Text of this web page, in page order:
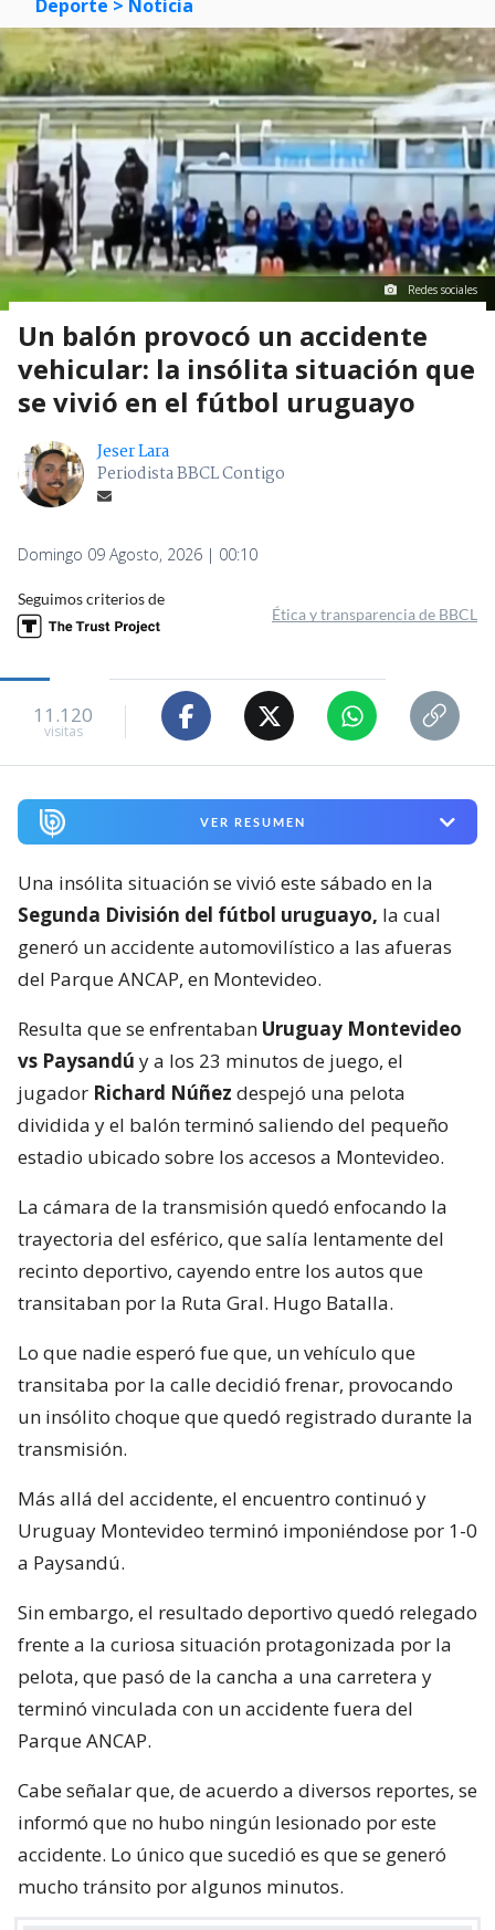
Deporte > Noticia
Redes sociales
Un balón provocó un accidente
vehicular: la insólita situación que
se vivió en el fútbol uruguayo
Jeser Lara
Periodista BBCL Contigo
Domingo 09 Agosto, 2026 | 00:10
Seguimos criterios de
Ética y transparencia de BBCL
11.120
visitas
VER RESUMEN
Una insólita situación se vivió este sábado en la
Segunda División del fútbol uruguayo, la cual
generó un accidente automovilístico a las afueras
del Parque ANCAP, en Montevideo.
Resulta que se enfrentaban Uruguay Montevideo
vs Paysandú y a los 23 minutos de juego, el
jugador Richard Núñez despejó una pelota
dividida y el balón terminó saliendo del pequeño
estadio ubicado sobre los accesos a Montevideo.
La cámara de la transmisión quedó enfocando la
trayectoria del esférico, que salía lentamente del
recinto deportivo, cayendo entre los autos que
transitaban por la Ruta Gral. Hugo Batalla.
Lo que nadie esperó fue que, un vehículo que
transitaba por la calle decidió frenar, provocando
un insólito choque que quedó registrado durante la
transmisión.
Más allá del accidente, el encuentro continuó y
Uruguay Montevideo terminó imponiéndose por 1-0
a Paysandú.
Sin embargo, el resultado deportivo quedó relegado
frente a la curiosa situación protagonizada por la
pelota, que pasó de la cancha a una carretera y
terminó vinculada con un accidente fuera del
Parque ANCAP.
Cabe señalar que, de acuerdo a diversos reportes, se
informó que no hubo ningún lesionado por este
accidente. Lo único que sucedió es que se generó
mucho tránsito por algunos minutos.